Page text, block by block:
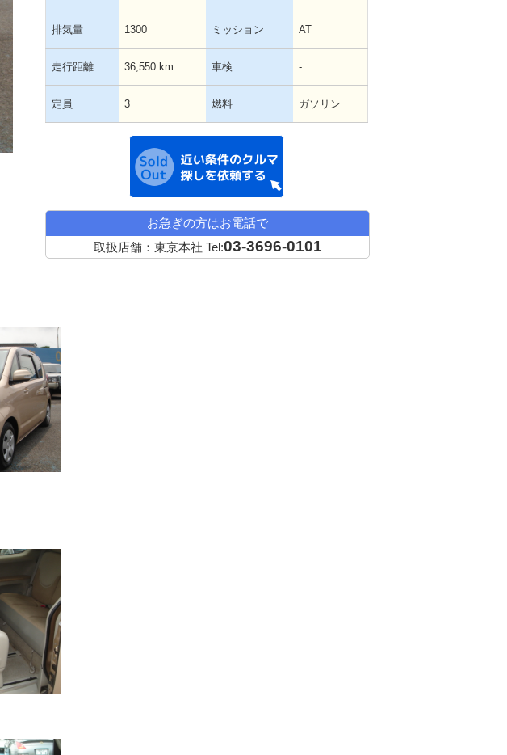
排気量 1300 ミッション AT
走行距離 36,550 km 車検 -
定員 3 燃料 ガソリン
お急ぎの方はお電話で
取扱店舗：東京本社 Tel:03-3696-0101